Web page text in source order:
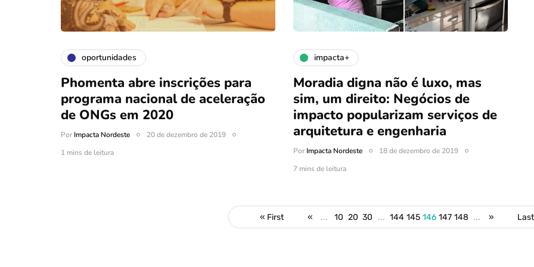
oportunidades
Phomenta abre inscrições para
programa nacional de aceleração
de ONGs em 2020
PorImpacta Nordeste
20 de dezembro de 2019
1 mins de leitura
impacta+
Moradia digna não é luxo, mas
sim, um direito: Negócios de
impacto popularizam serviços de
arquitetura e engenharia
PorImpacta Nordeste
18 de dezembro de 2019
7 mins de leitura
« First « ... 10 20 30 ... 144 145 146 147 148 ... »